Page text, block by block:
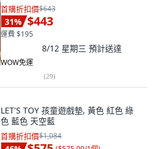
首購折扣價$643
31% $443
運費 $195
8/12 星期三 預計送達
WOW免運
(29)
LET'S TOY 孩童遊戲墊, 黃色 紅色 綠
色 藍色 天空藍
首購折扣價$1,084